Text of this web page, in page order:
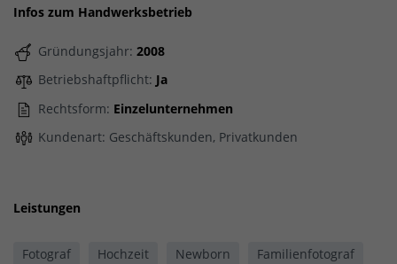
Infos zum Handwerksbetrieb
Gründungsjahr: 2008
Betriebshaftpflicht: Ja
Rechtsform: Einzelunternehmen
Kundenart: Geschäftskunden, Privatkunden
Leistungen
Fotograf Hochzeit Newborn
Familienfotograf